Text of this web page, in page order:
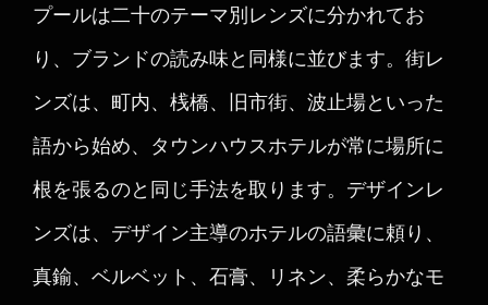
プールは二十のテーマ別レンズに分かれてお
り、ブランドの読み味と同様に並びます。街レ
ンズは、町内、桟橋、旧市街、波止場といった
語から始め、タウンハウスホテルが常に場所に
根を張るのと同じ手法を取ります。デザインレ
ンズは、デザイン主導のホテルの語彙に頼り、
真鍮、ベルベット、石膏、リネン、柔らかなモ